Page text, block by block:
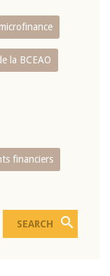
la BCEAO
financiers